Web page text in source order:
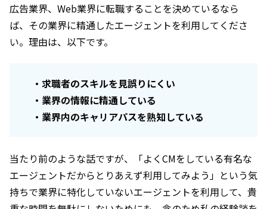
広告業界、Web業界に転職することを決めているなら
ば、その業界に精通したエージェントを利用してくださ
い。理由は、以下です。
・求職者のスキルを見誤りにくい
・業界の情報に精通している
・業界内のキャリアパスを熟知している
当たり前のような話ですが、「よくCMをしている有名な
エージェントだからとりあえず利用してみよう」という気
持ちで業界に特化していないエージェントを利用して、貴